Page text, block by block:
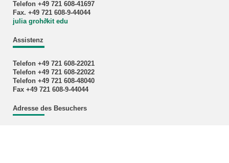
Telefon +49 721 608-41697
Fax. +49 721 608-9-44044
julia groh∂kit edu
Assistenz
Telefon +49 721 608-22021
Telefon +49 721 608-22022
Telefon +49 721 608-48040
Fax +49 721 608-9-44044
Adresse des Besuchers